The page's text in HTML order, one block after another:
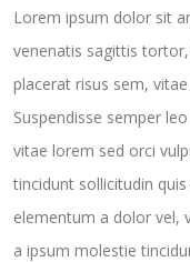
Lorem ipsum dolor sit
venenatis sagittis
placerat risus sem,
Suspendisse semper
vitae lorem sed orci
tincidunt sollicitudin
elementum a dolor vel,
a ipsum molestie